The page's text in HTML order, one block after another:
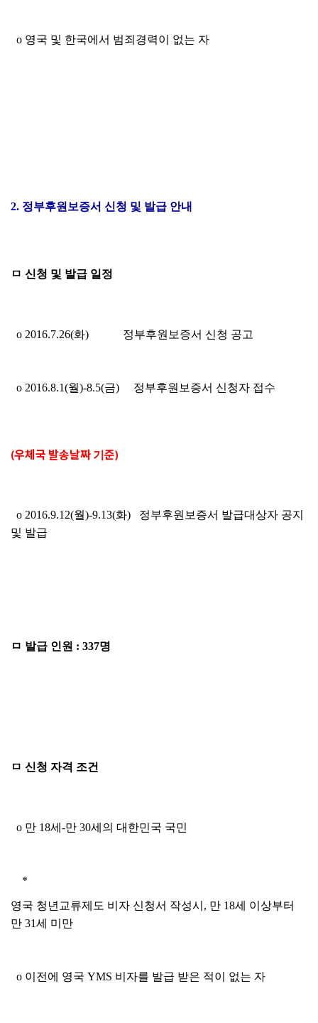
o 영국 및 한국에서 범죄경력이 없는 자
2. 정부후원보증서 신청 및 발급 안내
ㅁ 신청 및 발급 일정
o 2016.7.26(화) 정부후원보증서 신청 공고
o 2016.8.1(월)-8.5(금) 정부후원보증서 신청자 접수
(우체국 발송날짜 기준)
o 2016.9.12(월)-9.13(화) 정부후원보증서 발급대상자 공지
및 발급
ㅁ 발급 인원 : 337명
ㅁ 신청 자격 조건
o 만 18세-만 30세의 대한민국 국민
*
영국 청년교류제도 비자 신청서 작성시, 만 18세 이상부터
만 31세 미만
o 이전에 영국 YMS 비자를 발급 받은 적이 없는 자